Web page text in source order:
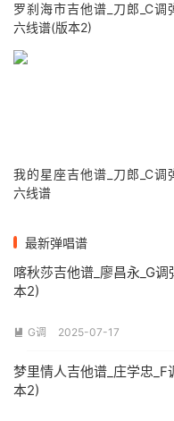
罗刹海市吉他谱_刀郎_C调
六线谱(版本2)
我的星座吉他谱_刀郎_C调
六线谱
最新弹唱谱
喀秋莎吉他谱_廖昌永_G
本2)
 G调 2025-07-17
梦里情人吉他谱_庄学忠_F
本2)